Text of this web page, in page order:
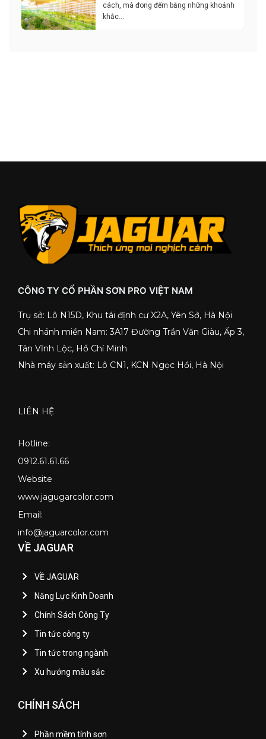
cách, mà đong đếm bằng những khoảnh
khắc…
CÔNG TY CỔ PHẦN SƠN PRO VIỆT NAM
Trụ sở: Lô N15D, Khu tái định cư X2A, Yên Sở, Hà Nội
Chi nhánh miền Nam: 3A17 Đường Trần Văn Giàu, Ấp 3,
Tân Vĩnh Lộc, Hồ Chí Minh
Nhà máy sản xuất: Lô CN1, KCN Ngọc Hồi, Hà Nội
LIÊN HỆ
Hotline:
0912.61.61.66
Website
www.jagugarcolor.com
Email:
info@jaguarcolor.com
VỀ JAGUAR
VỀ JAGUAR
Năng Lực Kinh Doanh
Chính Sách Công Ty
Tin tức công ty
Tin tức trong ngành
Xu hướng màu sắc
CHÍNH SÁCH
Phần mềm tính sơn